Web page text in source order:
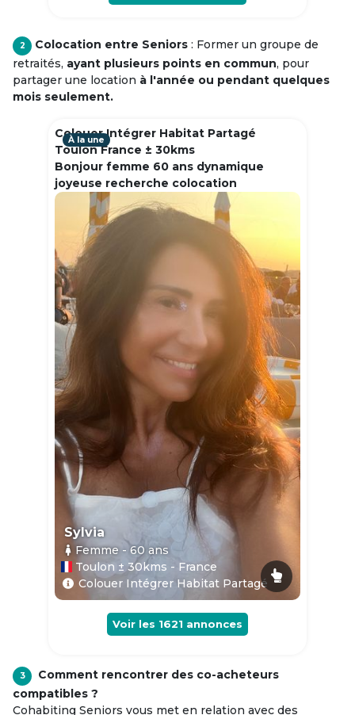
2 Colocation entre Seniors : Former un groupe de
retraités, ayant plusieurs points en commun, pour
partager une location à l'année ou pendant quelques
mois seulement.
Colouer Intégrer Habitat Partagé
Toulon France ± 30kms
Bonjour femme 60 ans dynamique
joyeuse recherche colocation
À la une
Sylvia
Femme - 60ans
Toulon ± 30kms - France
Colouer Intégrer Habitat Partagé
Voir les 1621 annonces
3
Comment rencontrer des co-acheteurs
compatibles ?
Cohabiting Seniors vous met en relation avec des